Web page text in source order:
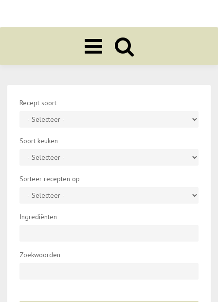
Toggle
navigation
Recept soort
Soort keuken
Sorteer recepten op
Ingrediënten
Zoekwoorden